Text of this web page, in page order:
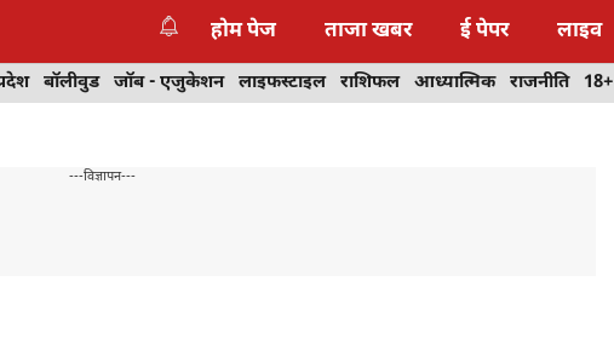
होम पेज ताजा खबर ई पेपर लाइव
बॉलीवुड जॉब - एजुकेशन लाइफस्टाइल राशिफल आध्यात्मिक राजनीति 18+
---विज्ञापन---